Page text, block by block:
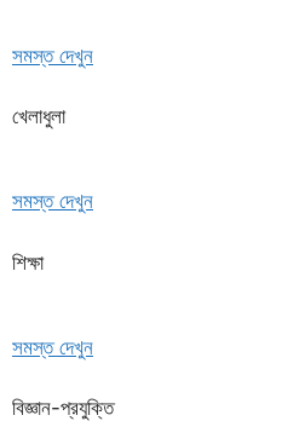
সমস্ত দেখুন
খেলাধুলা
সমস্ত দেখুন
শিক্ষা
সমস্ত দেখুন
বিজ্ঞান-প্রযুক্তি